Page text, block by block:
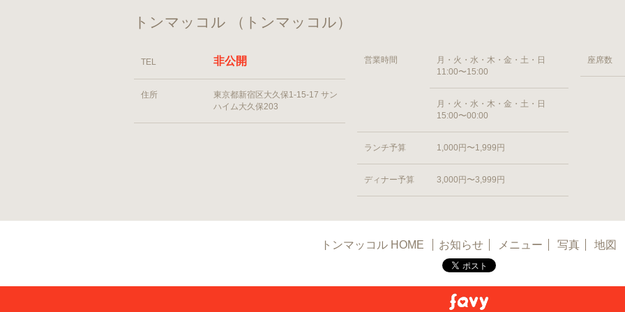
トンマッコル （トンマッコル）
TEL 非公開
住所
東京都新宿区大久保1-15-17 サン
ハイム大久保203
営業時間
月・火・水・木・金・土・日
11:00〜15:00
月・火・水・木・金・土・日
15:00〜00:00
ランチ予算 1,000円〜1,999円
ディナー予算 3,000円〜3,999円
座席数
トンマッコル HOME お知らせ メニュー 写真 地図